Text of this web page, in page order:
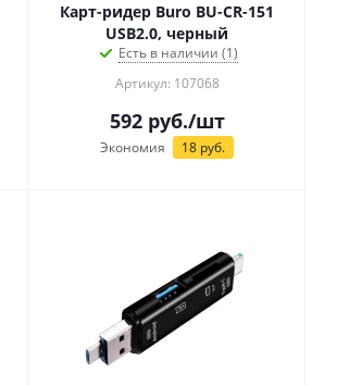
Карт-ридер Buro BU-CR-151
USB2.0, черный
Есть в наличии (1)
Артикул: 107068
592руб./шт
Экономия 18 руб.